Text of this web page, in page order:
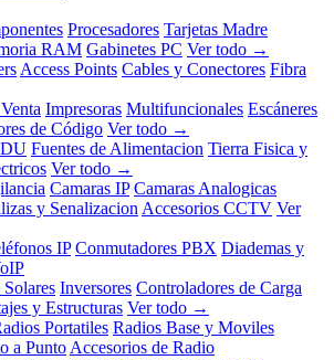
Procesadores Tarjetas Madre
RAM Gabinetes PC Ver todo →
Access Points Cables y Conectores Fibra
Impresoras Multifuncionales Escáneres
de Código Ver todo →
Fuentes de Alimentacion Tierra Fisica y
Ver todo →
Camaras IP Camaras Analogicas
y Senalizacion Accesorios CCTV Ver
IP Conmutadores PBX Diademas y
Solares Inversores Controladores de Carga
y Estructuras Ver todo →
Portatiles Radios Base y Moviles
a Punto Accesorios de Radio